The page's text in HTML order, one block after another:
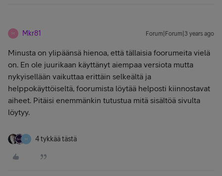
M Mkr81 Forum|Forum|3 years ago
Minusta on ylipäänsä hienoa, että tällaisia foorumeita vielä
on. En ole juurikaan käyttänyt aiempaa versiota mutta
nykyisellään vaikuttaa erittäin selkeältä ja
helppokäyttöiseltä, foorumista löytää helposti kiinnostavat
aiheet. Pitäisi enemmänkin tutustua mitä sisältöä sivulta
löytyy.
H 4 tykkää tästä